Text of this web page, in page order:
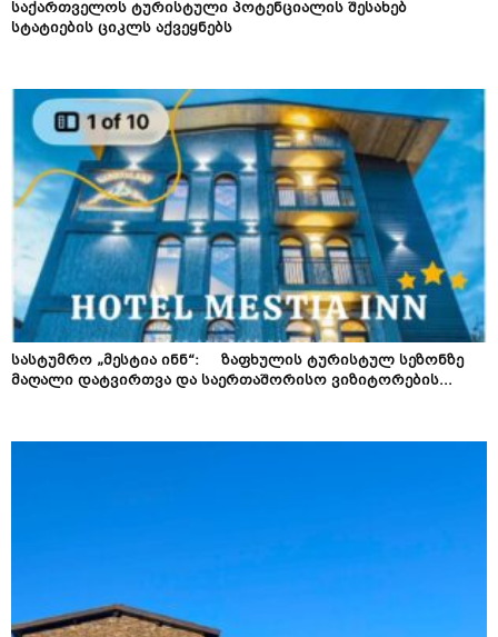
საქართველოს ტურისტული პოტენციალის შესახებ
სტატიების ციკლს აქვეყნებს
სასტუმრო „მესტია ინნ“: ზაფხულის ტურისტულ სეზონზე
მაღალი დატვირთვა და საერთაშორისო ვიზიტორების...